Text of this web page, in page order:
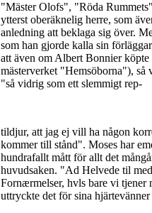
"Mäster Olofs", "Röda
ytterst oberäknelig herre, som
anledning att beklaga sig över.
som han gjorde kalla sin
att även om Albert Bonnier
mästerverket "Hemsöborna"), så
"så vidrig som ett slemmigt rep-
tildjur, att jag ej vill ha någon
kommer till stånd". Moses har
hundrafallt mått för allt det
huvudsaken. "Ad Helvede til
Fornærmelser, hvls bare vi tjener
uttryckte det för sina